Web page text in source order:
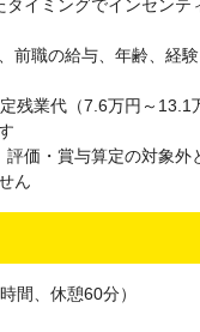
イミングでインセンテ
前職の給与、年齢、経
残業代（7.6万円～13.1
価・賞与算定の対象外
ん
間、休憩60分）